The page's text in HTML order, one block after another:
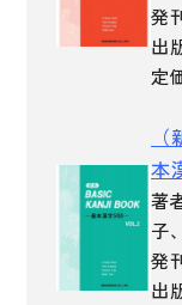
お問い合
表記（かな・漢
日本留学試験対
各種試験対策
大学入試対策
学校情報
発
出
定
本
著
子
発
出